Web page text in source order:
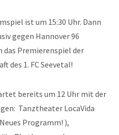
ist um 15:30 Uhr. Dann
gegen Hannover 96
das Premierenspiel der
des 1. FC Seevetal!
bereits um 12 Uhr mit der
Tanztheater LocaVida
Programm! ),